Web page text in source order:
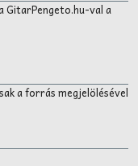
GitarPengeto.hu-val a
a forrás megjelölésével